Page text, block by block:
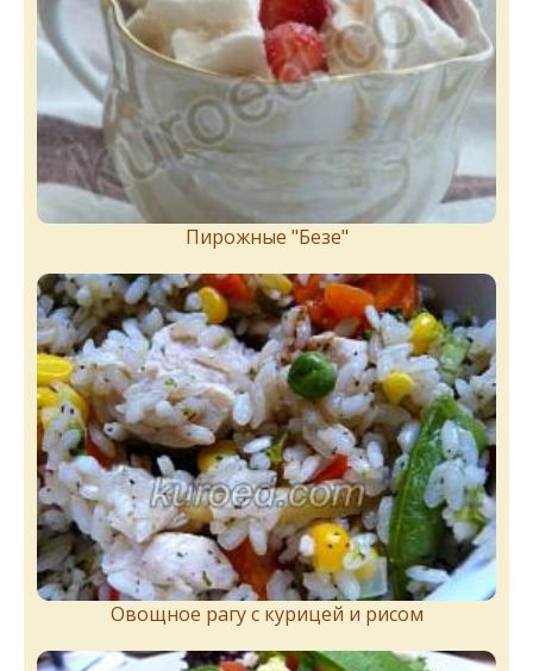
Пирожныe "Бeзe"
Овощное рагу с курицей и рисом